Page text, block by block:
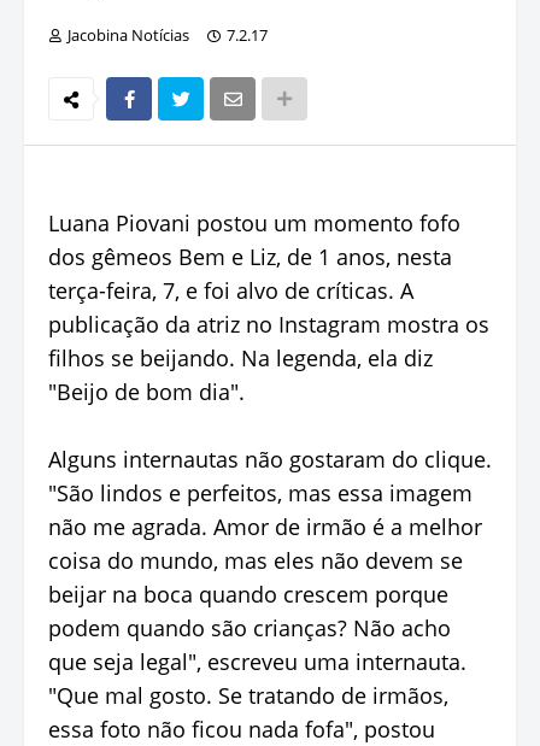
Jacobina Notícias 7.2.17
Luana Piovani postou um momento fofo
dos gêmeos Bem e Liz, de 1 anos, nesta
terça-feira, 7, e foi alvo de críticas. A
publicação da atriz no Instagram mostra os
filhos se beijando. Na legenda, ela diz
"Beijo de bom dia".
Alguns internautas não gostaram do clique.
"São lindos e perfeitos, mas essa imagem
não me agrada. Amor de irmão é a melhor
coisa do mundo, mas eles não devem se
beijar na boca quando crescem porque
podem quando são crianças? Não acho
que seja legal", escreveu uma internauta.
"Que mal gosto. Se tratando de irmãos,
essa foto não ficou nada fofa", postou